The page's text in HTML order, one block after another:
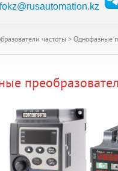
частоты > Однофазные